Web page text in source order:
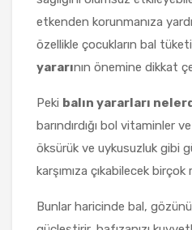
etkenden korunmanıza
özellikle çocukların bal
yararının önemine dikkat
Peki balın yararları
barındırdığı bol vitaminler
öksürük ve uykusuzluk gibi
karşımıza çıkabilecek
Bunlar haricinde bal,